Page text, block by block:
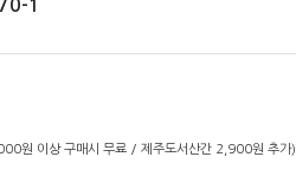
1
원 이상 구매시 무료 / 제주도서산간 2,900원 추가)